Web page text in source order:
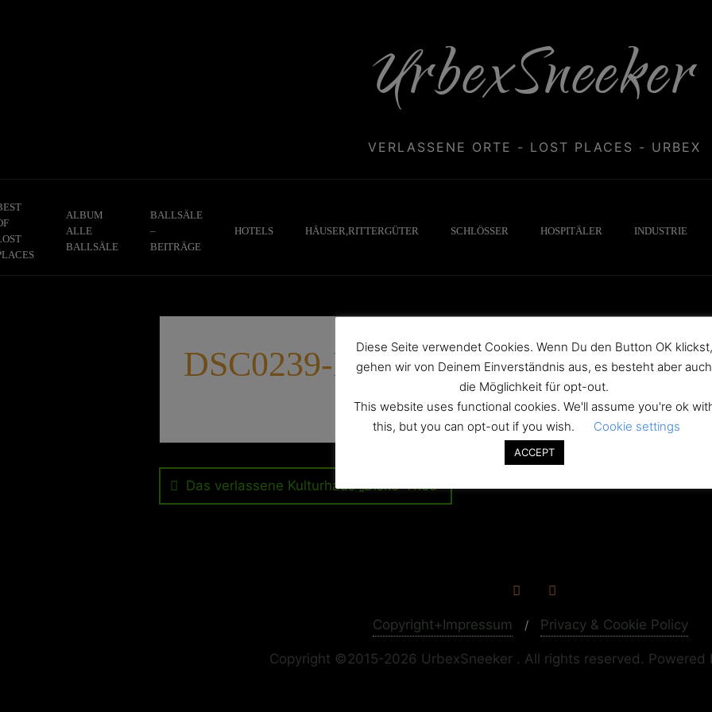
UrbexSneeker
VERLASSENE ORTE - LOST PLACES - URBEX
ALBUM
ALLE
BALLSÄLE
BALLSÄLE
–
BEITRÄGE
HOTELS HÄUSER,RITTERGÜTER SCHLÖSSER HOSPITÄLER INDUSTRIE
DSC0239-Kopie
Beitragsnavigation
Das verlassene Kulturhaus „Disko-Theo“
Copyright+Impressum Privacy & Cookie Policy
Copyright ©2015-2026 UrbexSneeker . All rights reserved. Powered
Diese Seite verwendet Cookies. Wenn Du den Button OK klickst,
gehen wir von Deinem Einverständnis aus, es besteht aber auch
die Möglichkeit für opt-out.
This website uses functional cookies. We'll assume you're ok
this, but you can opt-out if you wish.
Cookie settings
ACCEPT